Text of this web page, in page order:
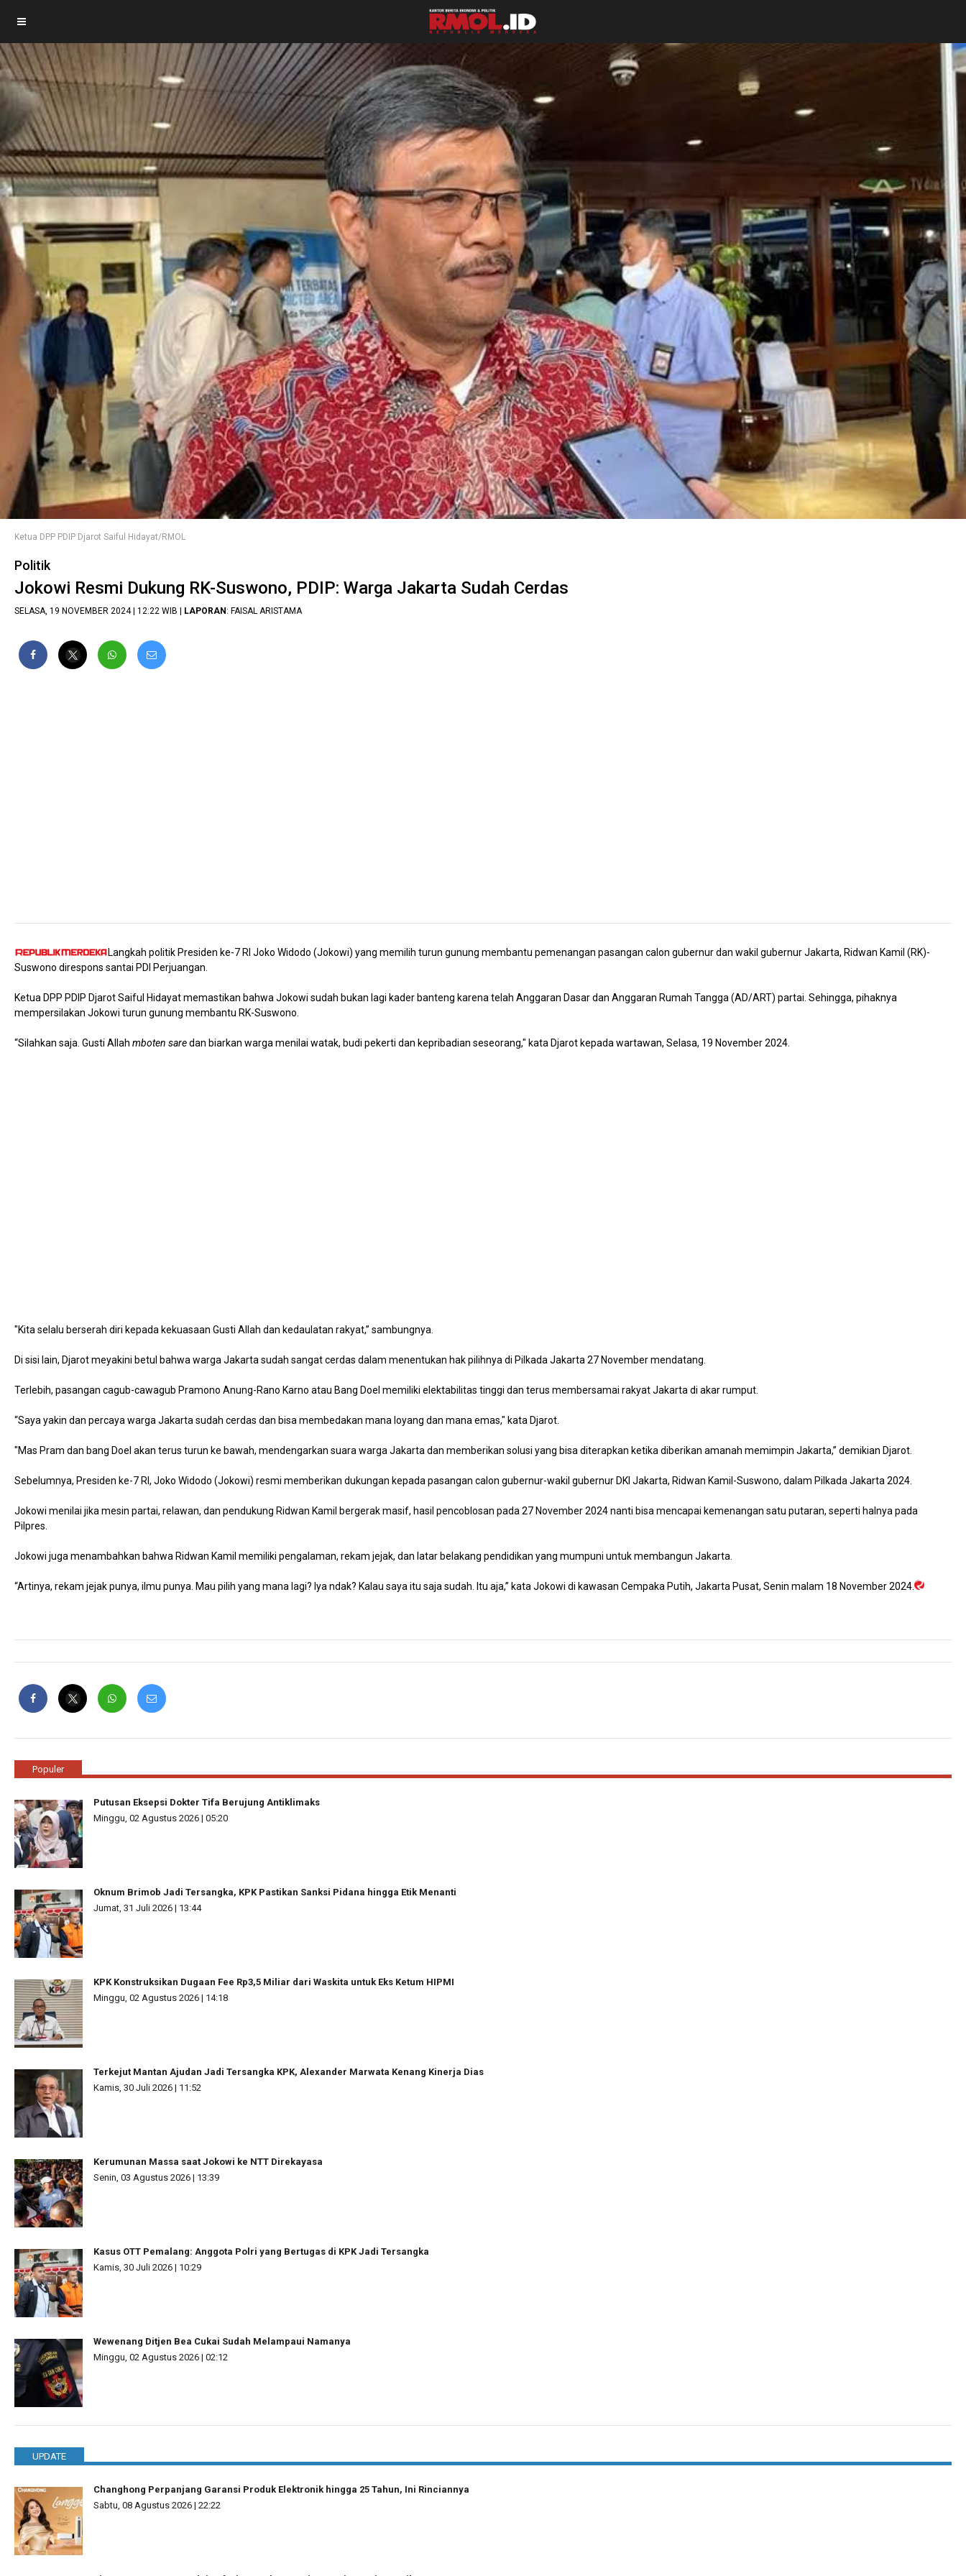
Ketua DPP PDIP Djarot Saiful Hidayat/RMOL
Politik
Jokowi Resmi Dukung RK-Suswono, PDIP: Warga Jakarta Sudah Cerdas
SELASA, 19 NOVEMBER 2024 | 12:22 WIB | LAPORAN: FAISAL ARISTAMA
Langkah politik Presiden ke-7 RI Joko Widodo (Jokowi) yang memilih turun gunung membantu pemenangan pasangan calon gubernur dan wakil gubernur Jakarta, Ridwan Kamil (RK)-
Suswono direspons santai PDI Perjuangan.
Ketua DPP PDIP Djarot Saiful Hidayat memastikan bahwa Jokowi sudah bukan lagi kader banteng karena telah Anggaran Dasar dan Anggaran Rumah Tangga (AD/ART) partai. Sehingga, pihaknya
mempersilakan Jokowi turun gunung membantu RK-Suswono.
“Silahkan saja. Gusti Allah mboten saredan biarkan warga menilai watak, budi pekerti dan kepribadian seseorang," kata Djarot kepada wartawan, Selasa, 19 November 2024.
"Kita selalu berserah diri kepada kekuasaan Gusti Allah dan kedaulatan rakyat,” sambungnya.
Di sisi lain, Djarot meyakini betul bahwa warga Jakarta sudah sangat cerdas dalam menentukan hak pilihnya di Pilkada Jakarta 27 November mendatang.
Terlebih, pasangan cagub-cawagub Pramono Anung-Rano Karno atau Bang Doel memiliki elektabilitas tinggi dan terus membersamai rakyat Jakarta di akar rumput.
“Saya yakin dan percaya warga Jakarta sudah cerdas dan bisa membedakan mana loyang dan mana emas," kata Djarot.
"Mas Pram dan bang Doel akan terus turun ke bawah, mendengarkan suara warga Jakarta dan memberikan solusi yang bisa diterapkan ketika diberikan amanah memimpin Jakarta,” demikian Djarot.
Sebelumnya, Presiden ke-7 RI, Joko Widodo (Jokowi) resmi memberikan dukungan kepada pasangan calon gubernur-wakil gubernur DKI Jakarta, Ridwan Kamil-Suswono, dalam Pilkada Jakarta 2024.
Jokowi menilai jika mesin partai, relawan, dan pendukung Ridwan Kamil bergerak masif, hasil pencoblosan pada 27 November 2024 nanti bisa mencapai kemenangan satu putaran, seperti halnya pada
Pilpres.
Jokowi juga menambahkan bahwa Ridwan Kamil memiliki pengalaman, rekam jejak, dan latar belakang pendidikan yang mumpuni untuk membangun Jakarta.
“Artinya, rekam jejak punya, ilmu punya. Mau pilih yang mana lagi? Iya ndak? Kalau saya itu saja sudah. Itu aja,” kata Jokowi di kawasan Cempaka Putih, Jakarta Pusat, Senin malam 18 November 2024.
Populer
Putusan Eksepsi Dokter Tifa Berujung Antiklimaks
Minggu, 02 Agustus 2026 | 05:20
Oknum Brimob Jadi Tersangka, KPK Pastikan Sanksi Pidana hingga Etik Menanti
Jumat, 31 Juli 2026 | 13:44
KPK Konstruksikan Dugaan Fee Rp3,5 Miliar dari Waskita untuk Eks Ketum HIPMI
Minggu, 02 Agustus 2026 | 14:18
Terkejut Mantan Ajudan Jadi Tersangka KPK, Alexander Marwata Kenang Kinerja Dias
Kamis, 30 Juli 2026 | 11:52
Kerumunan Massa saat Jokowi ke NTT Direkayasa
Senin, 03 Agustus 2026 | 13:39
Kasus OTT Pemalang: Anggota Polri yang Bertugas di KPK Jadi Tersangka
Kamis, 30 Juli 2026 | 10:29
Wewenang Ditjen Bea Cukai Sudah Melampaui Namanya
Minggu, 02 Agustus 2026 | 02:12
UPDATE
Changhong Perpanjang Garansi Produk Elektronik hingga 25 Tahun, Ini Rinciannya
Sabtu, 08 Agustus 2026 | 22:22